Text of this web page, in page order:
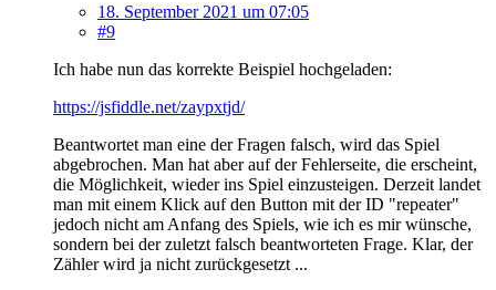
18. September 2021 um 07:05
#9
Ich habe nun das korrekte Beispiel hochgeladen:
https://jsfiddle.net/zaypxtjd/
Beantwortet man eine der Fragen falsch, wird das Spiel
abgebrochen. Man hat aber auf der Fehlerseite, die erscheint,
die Möglichkeit, wieder ins Spiel einzusteigen. Derzeit landet
man mit einem Klick auf den Button mit der ID "repeater"
jedoch nicht am Anfang des Spiels, wie ich es mir wünsche,
sondern bei der zuletzt falsch beantworteten Frage. Klar, der
Zähler wird ja nicht zurückgesetzt ...